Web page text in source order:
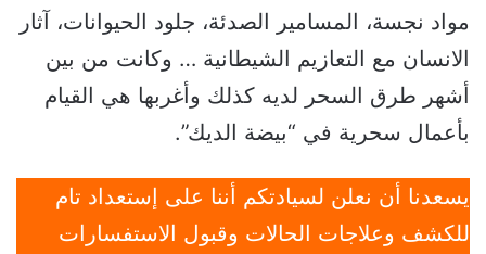
مواد نجسة، المسامير الصدئة، جلود الحيوانات، آثار
الانسان مع التعازيم الشيطانية … وكانت من بين
أشهر طرق السحر لديه كذلك وأغربها هي القيام
بأعمال سحرية في “بيضة الديك”.
يسعدنا أن نعلن لسيادتكم أننا على إستعداد تام
للكشف وعلاجات الحالات وقبول الاستفسارات